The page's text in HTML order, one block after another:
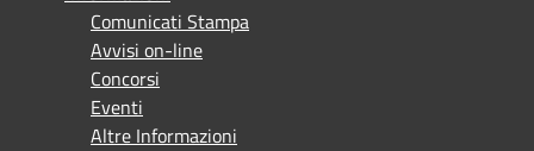
Comunicati Stampa
Avvisi on-line
Concorsi
Eventi
Altre Informazioni